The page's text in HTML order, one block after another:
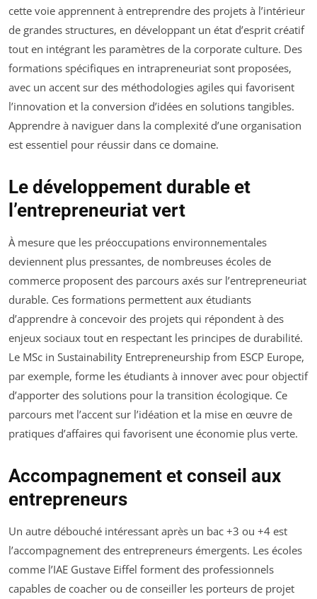
cette voie apprennent à entreprendre des projets à l’intérieur
de grandes structures, en développant un état d’esprit créatif
tout en intégrant les paramètres de la corporate culture. Des
formations spécifiques en intrapreneuriat sont proposées,
avec un accent sur des méthodologies agiles qui favorisent
l’innovation et la conversion d’idées en solutions tangibles.
Apprendre à naviguer dans la complexité d’une organisation
est essentiel pour réussir dans ce domaine.
Le développement durable et
l’entrepreneuriat vert
À mesure que les préoccupations environnementales
deviennent plus pressantes, de nombreuses écoles de
commerce proposent des parcours axés sur l’entrepreneuriat
durable. Ces formations permettent aux étudiants
d’apprendre à concevoir des projets qui répondent à des
enjeux sociaux tout en respectant les principes de durabilité.
Le MSc in Sustainability Entrepreneurship from ESCP Europe,
par exemple, forme les étudiants à innover avec pour objectif
d’apporter des solutions pour la transition écologique. Ce
parcours met l’accent sur l’idéation et la mise en œuvre de
pratiques d’affaires qui favorisent une économie plus verte.
Accompagnement et conseil aux
entrepreneurs
Un autre débouché intéressant après un bac +3 ou +4 est
l’accompagnement des entrepreneurs émergents. Les écoles
comme l’IAE Gustave Eiffel forment des professionnels
capables de coacher ou de conseiller les porteurs de projet